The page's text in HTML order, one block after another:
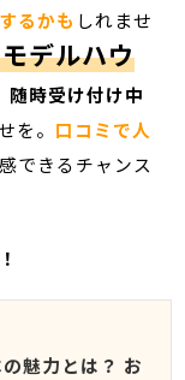
るかも しれませ
デルハウ
随時受け付け中
を。 口コミで人
できるチャンス
魅力とは？ お